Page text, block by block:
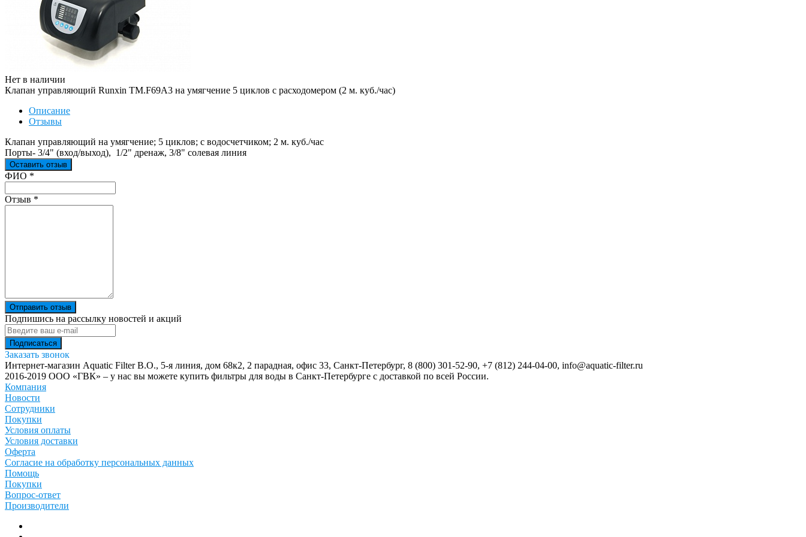
Нет в наличии
Клапан управляющий Runxin TM.F69A3 на умягчение 5 циклов с расходомером (2 м. куб./час)
Описание
Отзывы
Клапан управляющий на умягчение; 5 циклов; с водосчетчиком; 2 м. куб./час
Порты- 3/4" (вход/выход), 1/2" дренаж, 3/8" солевая линия
Оставить отзыв
Ваш отзыв был отправлен!
ФИО *
Отзыв *
Отправить отзыв
Подпишись на рассылку новостей и акций
Заказать звонок
Интернет-магазин Aquatic Filter В.О., 5-я линия, дом 68к2, 2 парадная, офис 33, Санкт-Петербург, 8 (800) 301-52-90, +7 (812) 244-04-00, info@aquatic-filter.ru
2016-2019 ООО «ГВК» – у нас вы можете купить фильтры для воды в Санкт-Петербурге с доставкой по всей России.
Компания
Новости
Сотрудники
Покупки
Условия оплаты
Условия доставки
Оферта
Согласие на обработку персональных данных
Помощь
Покупки
Вопрос-ответ
Производители